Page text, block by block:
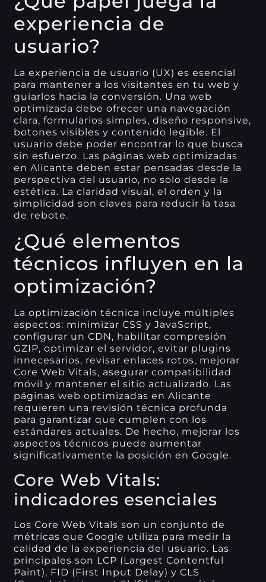
experiencia de
usuario?
La experiencia de usuario (UX) es esencial
para mantener a los visitantes en tu web y
guiarlos hacia la conversión. Una web
optimizada debe ofrecer una navegación
clara, formularios simples, diseño responsive,
botones visibles y contenido legible. El
usuario debe poder encontrar lo que busca
sin esfuerzo. Las páginas web optimizadas
en Alicante deben estar pensadas desde la
perspectiva del usuario, no solo desde la
estética. La claridad visual, el orden y la
simplicidad son claves para reducir la tasa
de rebote.
¿Qué elementos
técnicos influyen en la
optimización?
La optimización técnica incluye múltiples
aspectos: minimizar CSS y JavaScript,
configurar un CDN, habilitar compresión
GZIP, optimizar el servidor, evitar plugins
innecesarios, revisar enlaces rotos, mejorar
Core Web Vitals, asegurar compatibilidad
móvil y mantener el sitio actualizado. Las
páginas web optimizadas en Alicante
requieren una revisión técnica profunda
para garantizar que cumplen con los
estándares actuales. De hecho, mejorar los
aspectos técnicos puede aumentar
significativamente la posición en Google.
Core Web Vitals:
indicadores esenciales
Los Core Web Vitals son un conjunto de
métricas que Google utiliza para medir la
calidad de la experiencia del usuario. Las
principales son LCP (Largest Contentful
Paint), FID (First Input Delay) y CLS